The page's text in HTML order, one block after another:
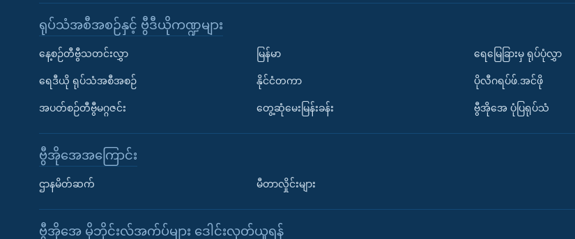
Learning English
ရုပ်သံအစီအစဉ်နှင့် ဗွီဒီယိုကဏ္ဍများ
နေ့စဉ်တီဗွီသတင်းလွှာ
ရေဒီယို ရုပ်သံအစီအစဉ်
အပတ်စဉ်တီဗွီမဂ္ဂဇင်း
မြန်မာ
နိုင်ငံတကာ
တွေ့ဆုံမေးမြန်းခန်း
ရေမြေခြားမှ ရုပ်ပုံလွှာ
ပိုလီဂရပ်ဖ်.အင်ဖို
ဗွီအိုအေ ပုံပြရုပ်သံ
ဗွီအိုအေအကြောင်း
ဌာနမိတ်ဆက် မီတာလှိုင်းများ
ဗွီအိုအေ မိုဘိုင်းလ်အက်ပ်များ ဒေါင်းလုတ်ယူရန်